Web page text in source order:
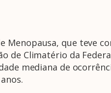
Menopausa, que teve
de Climatério da
mediana de